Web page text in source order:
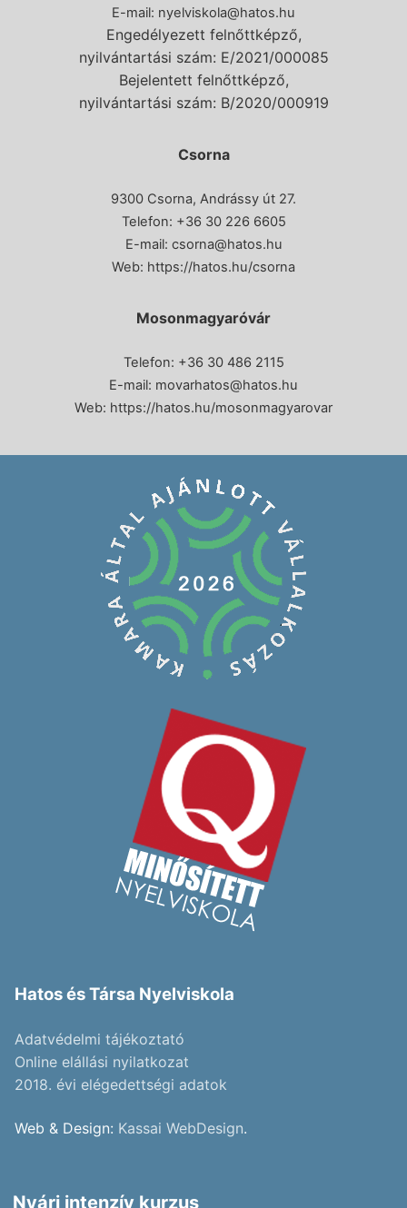
E-mail: nyelviskola@hatos.hu
Engedélyezett felnőttképző,
nyilvántartási szám: E/2021/000085
Bejelentett felnőttképző,
nyilvántartási szám: B/2020/000919
Csorna
9300 Csorna, Andrássy út 27.
Telefon: +36 30 226 6605
E-mail: csorna@hatos.hu
Web: https://hatos.hu/csorna
Mosonmagyaróvár
Telefon: +36 30 486 2115
E-mail: movarhatos@hatos.hu
Web: https://hatos.hu/mosonmagyarovar
Hatos és Társa Nyelviskola
Adatvédelmi tájékoztató
Online elállási nyilatkozat
2018. évi elégedettségi adatok
Web & Design: Kassai WebDesign.
Nyári intenzív kurzus